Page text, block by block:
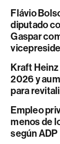
Flávio
diputado
Gaspar
Kraft
2026 y
para
Empleo
menos de
según ADP